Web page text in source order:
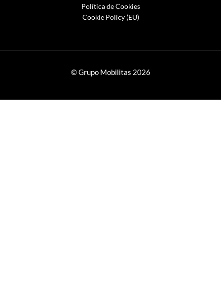
Política de Cookies
Cookie Policy (EU)
© Grupo Mobilitas 2026